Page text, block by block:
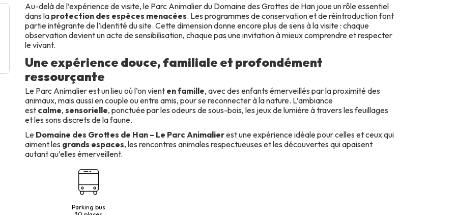
Au-delà de l’expérience de visite, le Parc Animalier du Domaine des Grottes de Han joue un rôle essentiel
dans la protection des espèces menacées. Les programmes de conservation et de réintroduction font
partie intégrante de l’identité du site. Cette dimension donne encore plus de sens à la visite : chaque
observation devient un acte de sensibilisation, chaque pas une invitation à mieux comprendre et respecter
le vivant.
Une expérience douce, familiale et profondément
ressourçante
Le Parc Animalier est un lieu où l’on vient en famille, avec des enfants émerveillés par la proximité des
animaux, mais aussi en couple ou entre amis, pour se reconnecter à la nature. L’ambiance
est calme, sensorielle, ponctuée par les odeurs de sous-bois, les jeux de lumière à travers les feuillages
et les sons discrets de la faune.
Le Domaine des Grottes de Han – Le Parc Animalierest une expérience idéale pour celles et ceux qui
aiment les grands espaces, les rencontres animales respectueuses et les découvertes qui apaisent
autant qu’elles émerveillent.
Parking bus